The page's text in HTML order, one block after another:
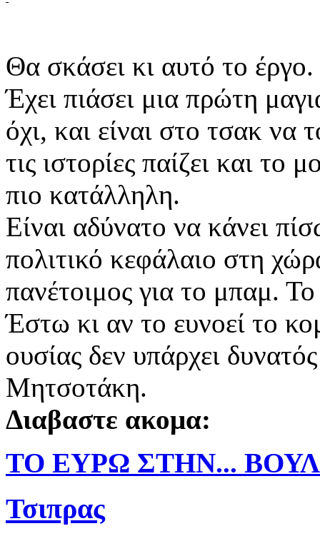
Θα σκάσει κι αυτό το
Έχει πιάσει μια πρώτη
όχι, και είναι στο τσακ να
τις ιστορίες παίζει και
πιο κατάλληλη.
Είναι αδύνατο να κάνει
πολιτικό κεφάλαιο στη
πανέτοιμος για το μπαμ.
Έστω κι αν το ευνοεί το
ουσίας δεν υπάρχει
Μητσοτάκη.
Διαβαστε ακομα:
ΤΟ ΕΥΡΩ ΣΤΗΝ...
Τσιπρας